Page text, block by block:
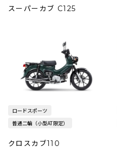
スーパーカブ C125
ロードスポーツ
普通二輪（小型AT限定）
クロスカブ110